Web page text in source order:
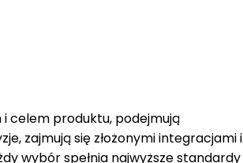
i celem produktu, podejmują
zajmują się złożonymi integracjami i
wybór spełnia najwyższe standardy